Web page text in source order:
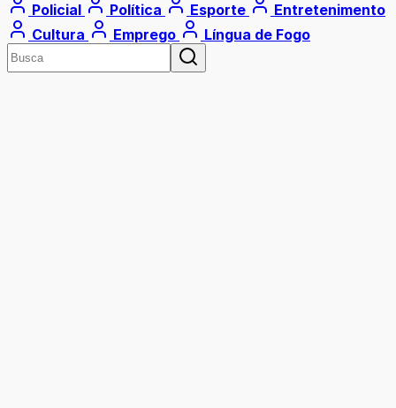
Policial
Política Esporte
Entretenimento
Cultura
Emprego Língua de Fogo